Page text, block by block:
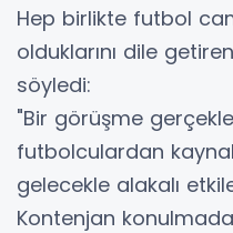
Hep birlikte futbol
olduklarını dile
söyledi:
"Bir görüşme
futbolculardan
gelecekle alakalı
Kontenjan